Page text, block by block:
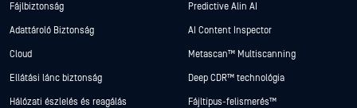
Fájlbiztonság
Adattároló Biztonság
Cloud
Ellátási lánc biztonság
Hálózati észlelés és reagálás
Predictive Alin AI
AI Content Inspector
Metascan™ Multiscanning
Deep CDR™ technológia
Fájltípus-felismerés™